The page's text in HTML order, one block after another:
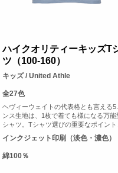
ハイクオリティーキッズT
ツ（100-160）
キッズ / United Athle
全27色
ヘヴィーウェイトの代表格とも言える
ンス生地は、1枚で着ても様になる万能
シャツ。Tシャツ選びの重要なポイント
る「よれない」「透けない」「長持ちす
という3大要素を兼ね備えています。
インクジェット印刷（淡色・濃色）
綿100％